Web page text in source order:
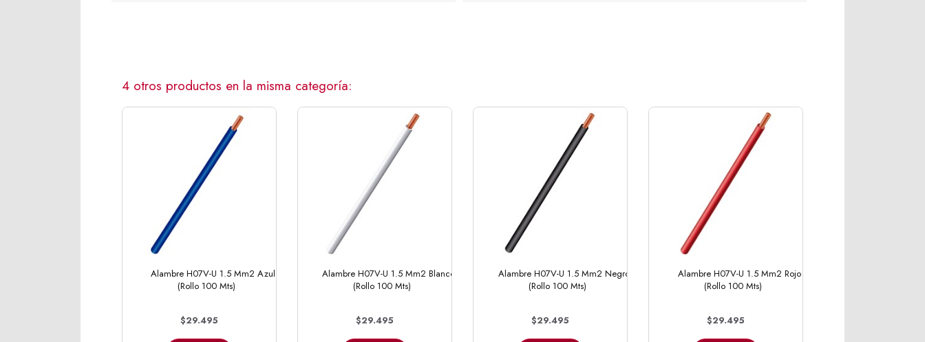
4 otros productos en la misma categoría:
Alambre H07V-U 1.5 Mm2 Azul
(Rollo 100 Mts)
$29.495
Alambre H07V-U 1.5 Mm2 Blanco
(Rollo 100 Mts)
$29.495
Alambre H07V-U 1.5 Mm2 Negro
(Rollo 100 Mts)
$29.495
Alambre H07V-U 1.5 Mm2 Rojo
(Rollo 100 Mts)
$29.495